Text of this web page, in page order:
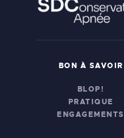
BON À SAVOIR
BLOP!
PRATIQUE
ENGAGEMENTS